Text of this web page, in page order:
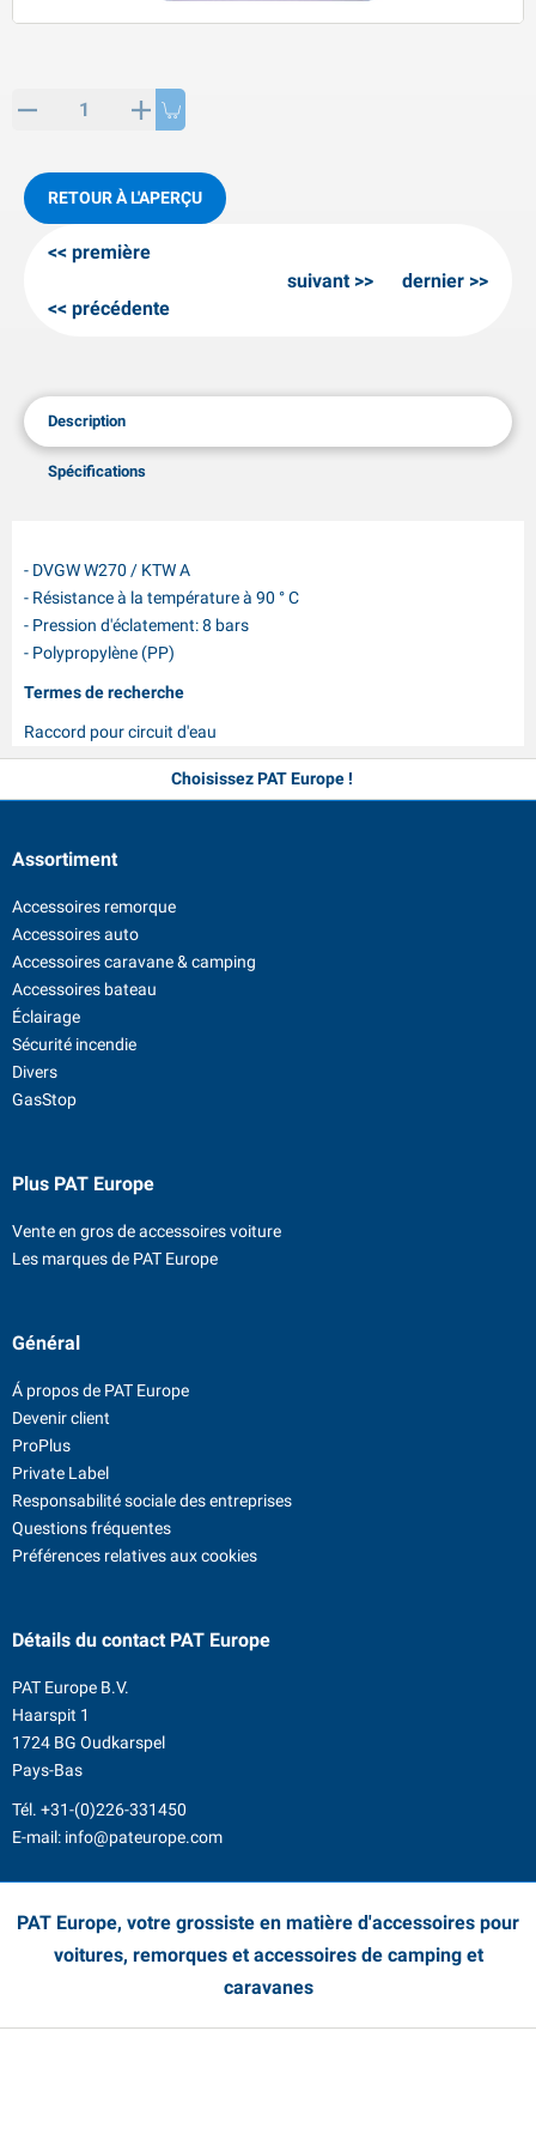
des SPP
hivernaux
RETOUR À L'APERÇU
première
précédente
suivant dernier
Description
Spécifications
- DVGW W270 / KTW A
- Résistance à la température à 90 ° C
- Pression d'éclatement: 8 bars
- Polypropylène (PP)
Termes de recherche
Raccord pour circuit d'eau
Choisissez PAT Europe !
Plus de 35 ans d'expérience
Assortiment
Accessoires remorque
Accessoires auto
Accessoires caravane & camping
Accessoires bateau
Éclairage
Sécurité incendie
Divers
GasStop
Plus PAT Europe
Vente en gros de accessoires voiture
Les marques de PAT Europe
Général
Á propos de PAT Europe
Devenir client
ProPlus
Private Label
Responsabilité sociale des entreprises
Questions fréquentes
Préférences relatives aux cookies
Détails du contactPAT Europe
PAT Europe B.V.
Haarspit 1
1724 BG Oudkarspel
Pays-Bas
Tél. +31-(0)226-331450
E-mail: info@pateurope.com
PAT Europe, votre grossiste en matière d'accessoires pour
voitures, remorques et accessoires de camping et
caravanes